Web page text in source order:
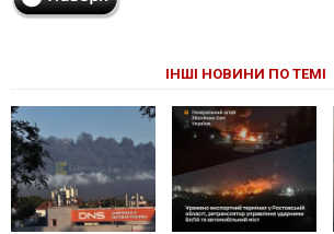
ІНШІ НОВИНИ ПО ТЕМІ